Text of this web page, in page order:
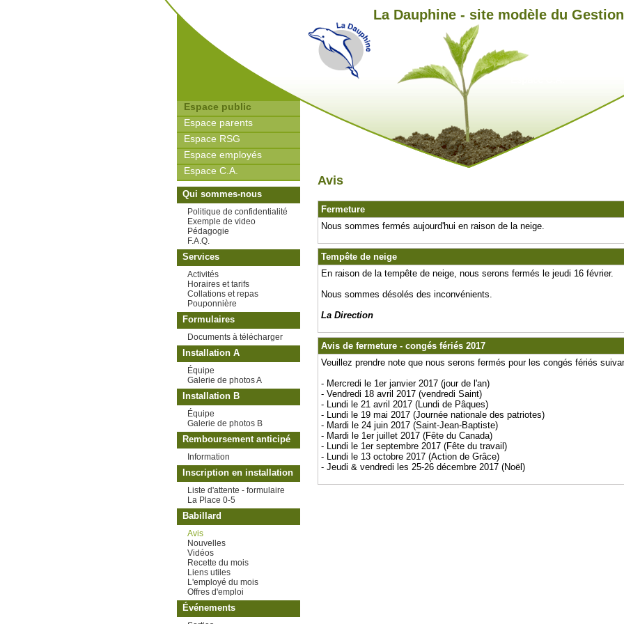
La Dauphine - site modèle du
Espace public
Espace parents
Espace RSG
Espace employés
Espace C.A.
Qui sommes-nous
Politique de confidentialité
Exemple de video
Pédagogie
F.A.Q.
Services
Activités
Horaires et tarifs
Collations et repas
Pouponnière
Formulaires
Documents à télécharger
Installation A
Équipe
Galerie de photos A
Installation B
Équipe
Galerie de photos B
Remboursement anticipé
Information
Inscription en installation
Liste d'attente - formulaire
La Place 0-5
Babillard
Avis
Nouvelles
Vidéos
Recette du mois
Liens utiles
L'employé du mois
Offres d'emploi
Événements
Avis
Fermeture
Nous sommes fermés aujourd'hui en raison de la neige.
Tempête de neige
En raison de la tempête de neige, nous serons fermés le jeudi 16 février.
Nous sommes désolés des inconvénients.
La Direction
Avis de fermeture - congés fériés 2017
Veuillez prendre note que nous serons fermés pour les congés fériés
- Mercredi le 1er janvier 2017 (jour de l'an)
- Vendredi 18 avril 2017 (vendredi Saint)
- Lundi le 21 avril 2017 (Lundi de Pâques)
- Lundi le 19 mai 2017 (Journée nationale des patriotes)
- Mardi le 24 juin 2017 (Saint-Jean-Baptiste)
- Mardi le 1er juillet 2017 (Fête du Canada)
- Lundi le 1er septembre 2017 (Fête du travail)
- Lundi le 13 octobre 2017 (Action de Grâce)
- Jeudi & vendredi les 25-26 décembre 2017 (Noël)